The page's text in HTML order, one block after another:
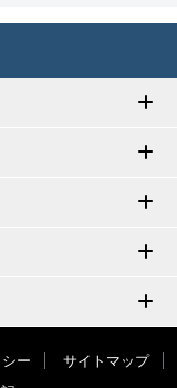
ー
サイトマップ